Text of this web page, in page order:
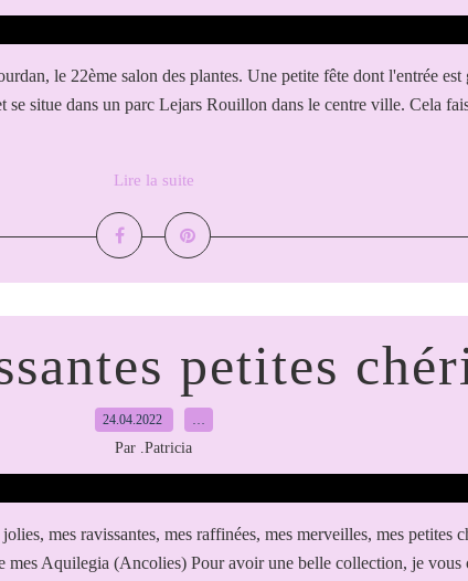
le 22ème salon des plantes. Une petite fête dont l'entrée est
se situe dans un parc Lejars Rouillon dans le centre ville. Cela
Lire la suite
petites
24.04.2022 …
Par .Patricia
mes ravissantes, mes raffinées, mes merveilles, mes petites
mes Aquilegia (Ancolies) Pour avoir une belle collection, je vous